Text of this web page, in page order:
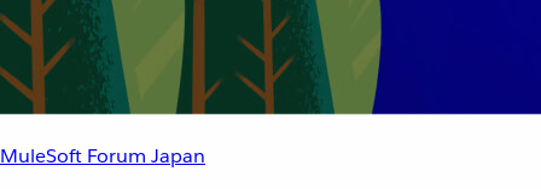
MuleSoft Forum Japan